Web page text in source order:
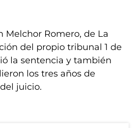
Melchor Romero, de La
del propio tribunal 1 de
la sentencia y también
los tres años de
juicio.